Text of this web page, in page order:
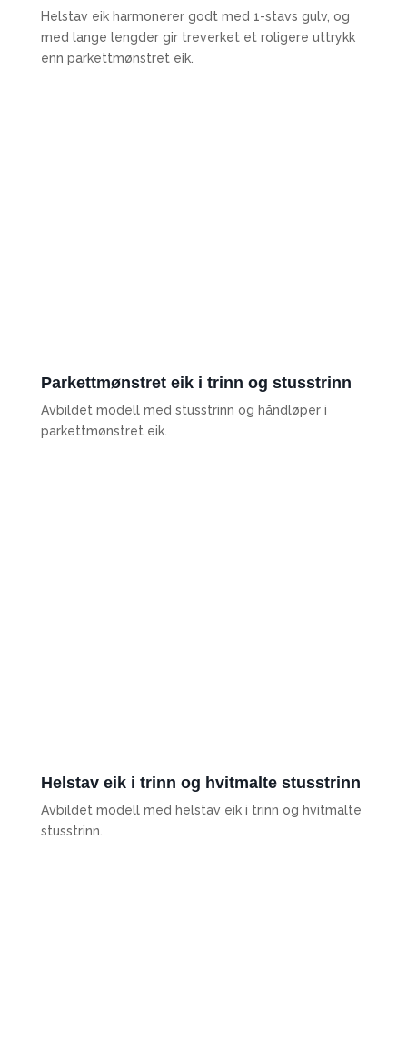
Helstav eik harmonerer godt med 1-stavs gulv, og
med lange lengder gir treverket et roligere uttrykk
enn parkettmønstret eik.
Parkettmønstret eik i trinn og stusstrinn
Avbildet modell med stusstrinn og håndløper i
parkettmønstret eik.
Helstav eik i trinn og hvitmalte stusstrinn
Avbildet modell med helstav eik i trinn og hvitmalte
stusstrinn.